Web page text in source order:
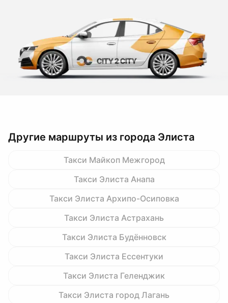
Другие маршруты из города Элиста
Такси Майкоп Межгород
Такси Элиста Анапа
Такси Элиста Архипо-Осиповка
Такси Элиста Астрахань
Такси Элиста Будённовск
Такси Элиста Ессентуки
Такси Элиста Геленджик
Такси Элиста город Лагань